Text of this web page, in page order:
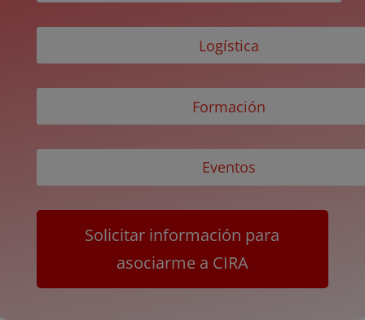
Logística
Formación
Eventos
Solicitar información para
asociarme a CIRA